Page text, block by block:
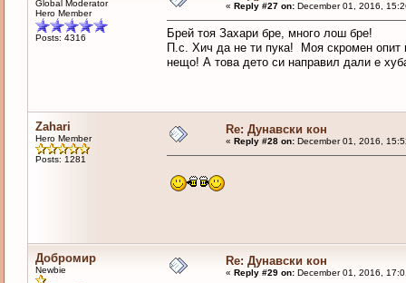
Global Moderator
Hero Member
Posts: 4316
« Reply #27 on:December 01, 2016,
Брей тоя Захари бре, много лош бре!
П.с. Хич да не ти пука! Моя скромен опит
нещо! А това дето си направил дали е
Zahari
Hero Member
Posts: 1281
Re: Дунавски кон
« Reply #28 on:December 01, 2016,
Добромир
Newbie
Re: Дунавски кон
« Reply #29 on:December 01, 2016,